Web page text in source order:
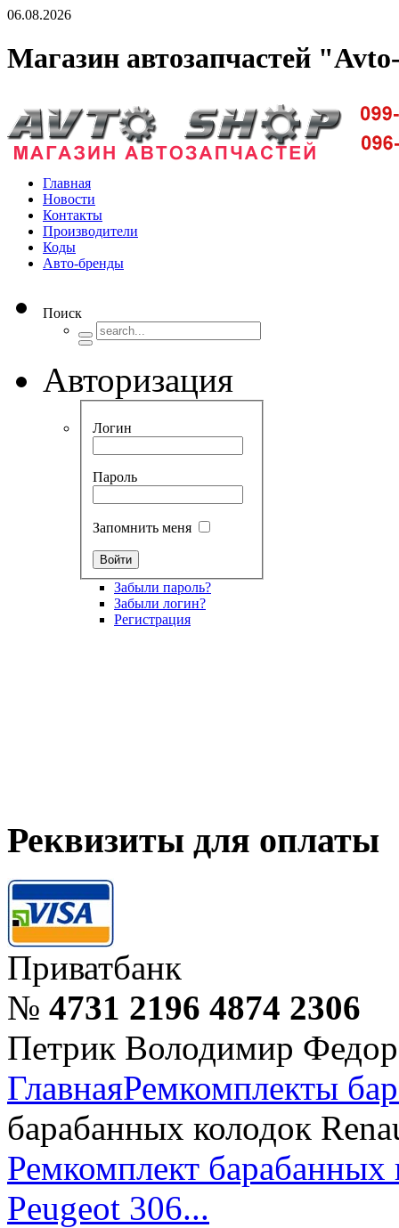
06.08.2026
Магазин автозапчастей
Доставка запчастей по Киеву и
Главная
Новости
Контакты
Производители
Коды
Авто-бренды
Поиск
Авторизация
Логин
Пароль
Запомнить меня
Забыли пароль?
Забыли логин?
Регистрация
Реквизиты для оплаты
Приватбанк
№ 4731 2196 4874 2306
Петрик Володимир
ГлавнаяРемкомплекты
барабанных колодок
Ремкомплект
Peugeot 306...